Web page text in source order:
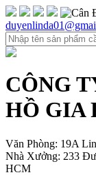
CÔNG
HỒ GIA
Văn Phòng: 19A
Nhà Xưởng: 233
HCM